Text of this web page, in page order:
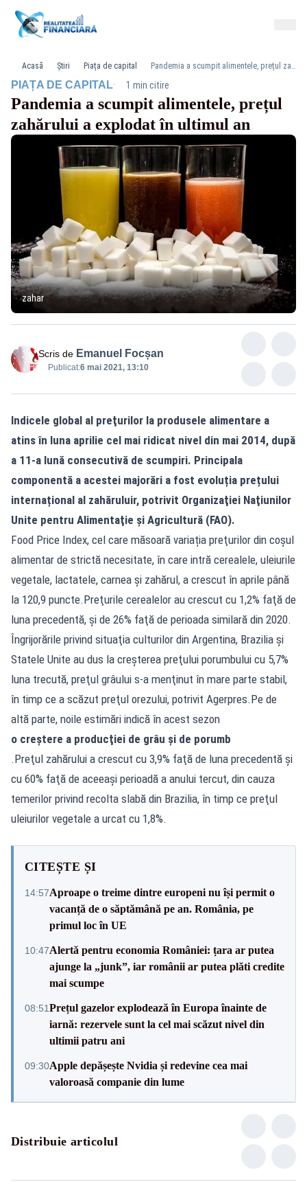
Acasă Știri Piața de capital Pandemia a scumpit alimentele, prețul zahărului a explodat în ultimul an
PIAȚA DE CAPITAL· 1 min citire
Pandemia a scumpit alimentele, prețul
zahărului a explodat în ultimul an
zahar
Scris de Emanuel Focșan
Publicat:6 mai 2021, 13:10
Indicele global al preţurilor la produsele alimentare a
atins în luna aprilie cel mai ridicat nivel din mai 2014, după
a 11-a lună consecutivă de scumpiri. Principala
componentă a acestei majorări a fost evoluția prețului
internațional al zahăruluir, potrivit Organizaţiei Naţiunilor
Unite pentru Alimentaţie şi Agricultură (FAO).
Food Price Index, cel care măsoară variația preţurilor din coșul
alimentar de strictă necesitate, în care intră cerealele, uleiurile
vegetale, lactatele, carnea şi zahărul, a crescut în aprile până
la 120,9 puncte.Preţurile cerealelor au crescut cu 1,2% faţă de
luna precedentă, şi de 26% faţă de perioada similară din 2020.
Îngrijorările privind situaţia culturilor din Argentina, Brazilia şi
Statele Unite au dus la creşterea preţului porumbului cu 5,7%
luna trecută, preţul grâului s-a menţinut în mare parte stabil,
în timp ce a scăzut preţul orezului, potrivit Agerpres.Pe de
altă parte, noile estimări indică în acest sezon
o creştere a producţiei de grâu şi de porumb
.Preţul zahărului a crescut cu 3,9% faţă de luna precedentă şi
cu 60% faţă de aceeași perioadă a anului tercut, din cauza
temerilor privind recolta slabă din Brazilia, în timp ce preţul
uleiurilor vegetale a urcat cu 1,8%.
CITEȘTE ȘI
14:57Aproape o treime dintre europeni nu își permit o
vacanță de o săptămână pe an. România, pe
primul loc în UE
10:47Alertă pentru economia României: țara ar putea
ajunge la „junk”, iar românii ar putea plăti credite
mai scumpe
08:51Prețul gazelor explodează în Europa înainte de
iarnă: rezervele sunt la cel mai scăzut nivel din
ultimii patru ani
09:30Apple depășește Nvidia și redevine cea mai
valoroasă companie din lume
Distribuie articolul